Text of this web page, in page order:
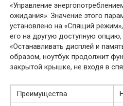
«Управление
ожидания». Значение этого
установлено на «Спящий
его на другую доступную опцию,
«Останавливать дисплей и
образом, ноутбук продолжит
закрытой крышке, не входя в
Преимущества